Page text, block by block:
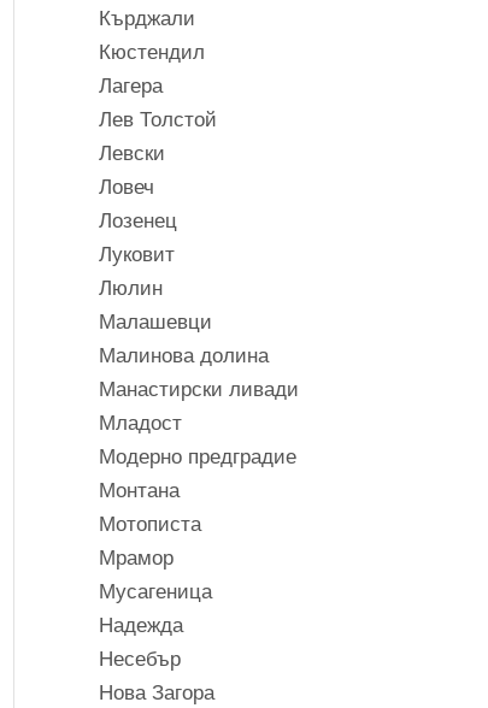
Кърджали
Кюстендил
Лагера
Лев Толстой
Левски
Ловеч
Лозенец
Луковит
Люлин
Малашевци
Малинова долина
Манастирски ливади
Младост
Модерно предградие
Монтана
Мотописта
Мрамор
Мусагеница
Надежда
Несебър
Нова Загора